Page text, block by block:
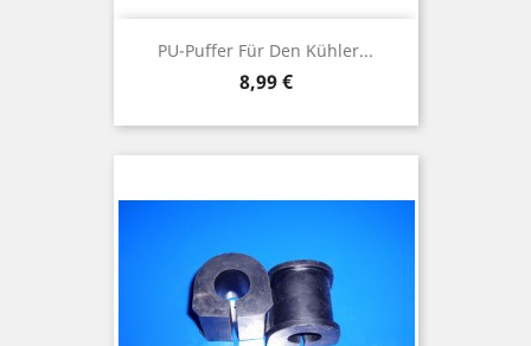
PU-Puffer Für Den Kühler...
Preis
8,99 €